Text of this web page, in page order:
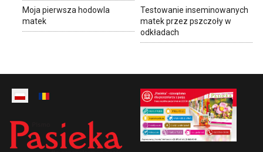
Moja pierwsza hodowla
matek
Testowanie inseminowanych
matek przez pszczoły w
odkładach